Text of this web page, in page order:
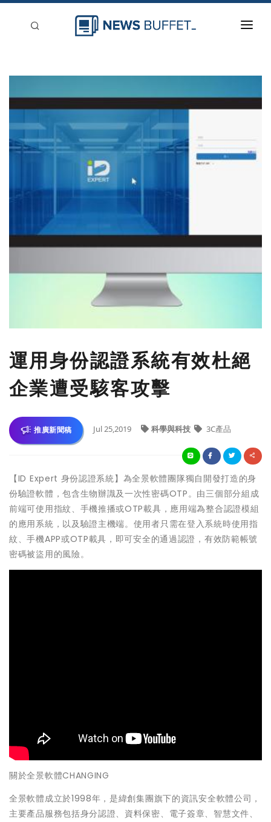
刊登
運用身份認證系統有效杜絕
企業遭受駭客攻擊
推廣新聞稿 Jul 25,2019 科學與科技 3C產品
【ID Expert 身份認證系統】為全景軟體團隊獨自開發打造的身
份驗證軟體，包含生物辦識及一次性密碼OTP。由三個部分組成
前端可使用指紋、手機推播或OTP載具，應用端為整合認證模組
的應用系統，以及驗證主機端。使用者只需在登入系統時使用指
紋、手機APP或OTP載具，即可安全的通過認證，有效防範帳號
密碼被盜用的風險。
關於全景軟體CHANGING
全景軟體成立於1998年，是緯創集團旗下的資訊安全軟體公司，
主要產品服務包括身分認證、資料保密、電子簽章、智慧文件、